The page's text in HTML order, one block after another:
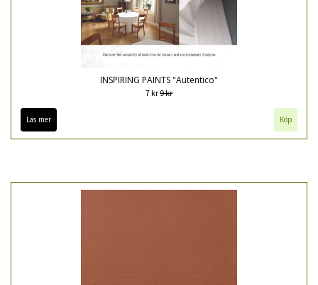
INSPIRING PAINTS "Autentico"
7 kr9 kr
Läs mer